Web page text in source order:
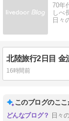
70年
しべ
日々
北陸旅行2日目 金
16時間前
このブログのこ
日々